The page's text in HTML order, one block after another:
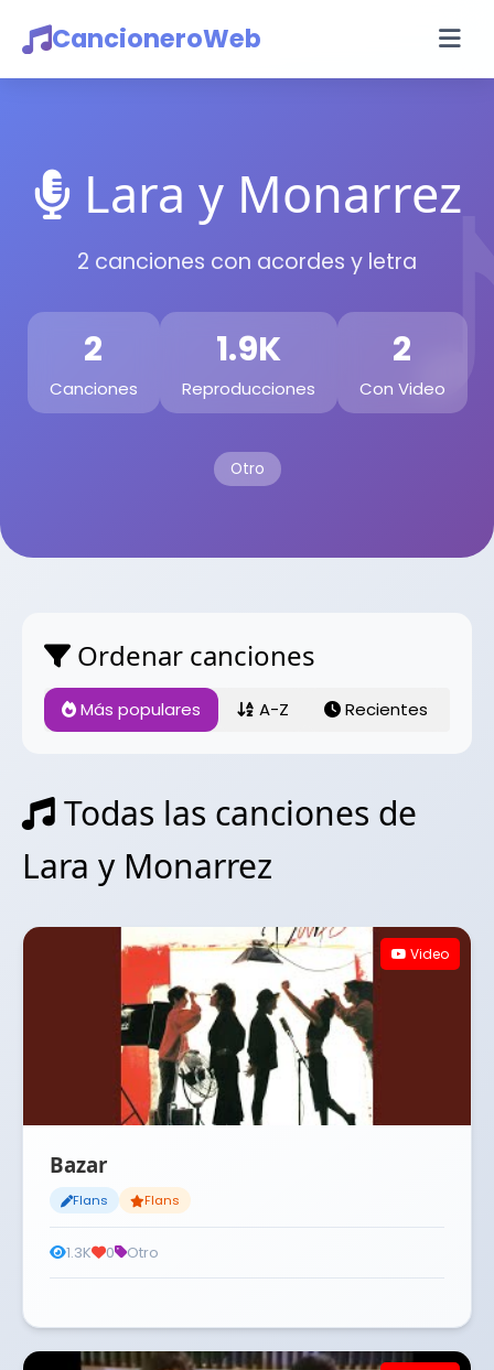
CancioneroWeb
Lara y Monarrez
2 canciones con acordes y letra
2
Canciones
1.9K
Reproducciones
2
Con Video
Otro
Ordenar canciones
Más populares A-Z Recientes
Todas las canciones de
Lara y Monarrez
Video
Bazar
Flans Flans
1.3K 0 Otro